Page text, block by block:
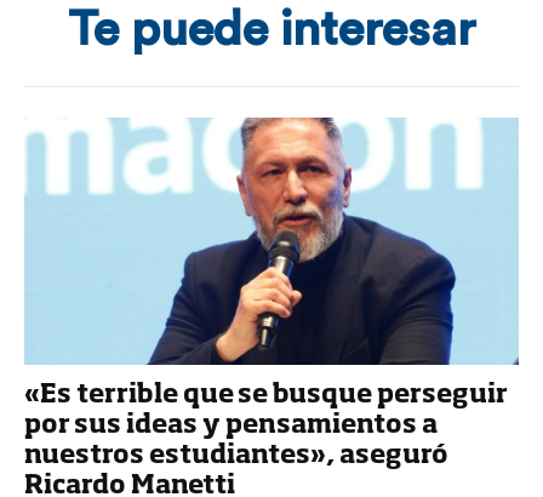
Te puede interesar
«Es terrible que se busque perseguir
por sus ideas y pensamientos a
nuestros estudiantes», aseguró
Ricardo Manetti